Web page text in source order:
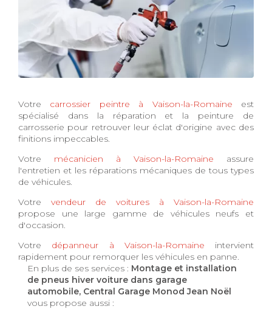
Votre carrossier peintre à Vaison-la-Romaine est
spécialisé dans la réparation et la peinture de
carrosserie pour retrouver leur éclat d'origine avec des
finitions impeccables.
Votre mécanicien à Vaison-la-Romaine assure
l'entretien et les réparations mécaniques de tous types
de véhicules.
Votre vendeur de voitures à Vaison-la-Romaine
propose une large gamme de véhicules neufs et
d'occasion.
Votre dépanneur à Vaison-la-Romaine intervient
rapidement pour remorquer les véhicules en panne.
En plus de ses services : Montage et installation
de pneus hiver voiture dans garage
automobile, Central Garage Monod Jean Noël
vous propose aussi :